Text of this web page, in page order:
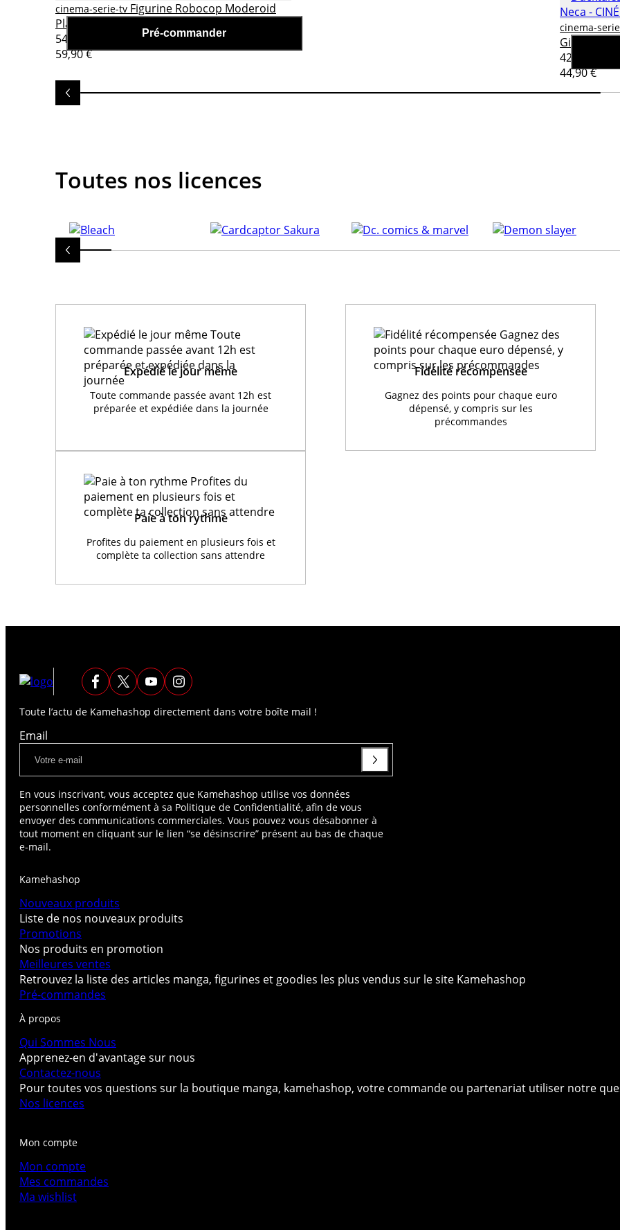
Pré-commander
cinema-serie-tv Figurine Robocop Moderoid
Plastic Model Kit
54,90 €
59,90 €
cinema-
Gizmoduck
42,90 €
44,90 €
Toutes nos licences
Expédié le jour même
Toute commande passée avant 12h est
préparée et expédiée dans la journée
Fidélité récompensée
Gagnez des points pour chaque euro
dépensé, y compris sur les
précommandes
Paie à ton rythme
Profites du paiement en plusieurs fois et
complète ta collection sans attendre
Toute l’actu de Kamehashop directement dans votre boîte mail !
Email
En vous inscrivant, vous acceptez que Kamehashop utilise vos données
personnelles conformément à sa Politique de Confidentialité, afin de vous
envoyer des communications commerciales. Vous pouvez vous désabonner à
tout moment en cliquant sur le lien “se désinscrire” présent au bas de chaque
e-mail.
Kamehashop
Nouveaux produits
Liste de nos nouveaux produits
Promotions
Nos produits en promotion
Meilleures ventes
Retrouvez la liste des articles manga, figurines et goodies les plus vendus sur le site Kamehashop
Pré-commandes
À propos
Qui Sommes Nous
Apprenez-en d'avantage sur nous
Contactez-nous
Pour toutes vos questions sur la boutique manga, kamehashop, votre commande ou partenariat utiliser notre
Nos licences
Mon compte
Mon compte
Mes commandes
Ma wishlist